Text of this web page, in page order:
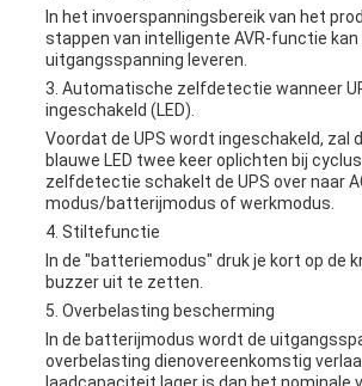
In het invoerspanningsbereik van het
stappen van intelligente AVR-functie
uitgangsspanning leveren.
3. Automatische zelfdetectie wanneer
ingeschakeld (LED).
Voordat de UPS wordt ingeschakeld, zal
blauwe LED twee keer oplichten bij
zelfdetectie schakelt de UPS over naar
modus/batterijmodus of werkmodus.
4. Stiltefunctie
In de "batteriemodus" druk je kort op de
buzzer uit te zetten.
5. Overbelasting bescherming
In de batterijmodus wordt de
overbelasting dienovereenkomstig